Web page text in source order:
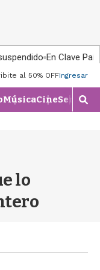
En Clave País
al 50% OFFIngresar
MúsicaCineSeries
M
o
e
lo